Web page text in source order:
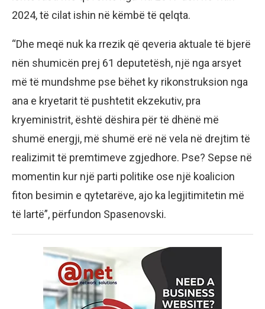
2024, të cilat ishin në këmbë të qelqta.
“Dhe meqë nuk ka rrezik që qeveria aktuale të bjerë
nën shumicën prej 61 deputetësh, një nga arsyet
më të mundshme pse bëhet ky rikonstruksion nga
ana e kryetarit të pushtetit ekzekutiv, pra
kryeministrit, është dëshira për të dhënë më
shumë energji, më shumë erë në vela në drejtim të
realizimit të premtimeve zgjedhore. Pse? Sepse në
momentin kur një parti politike ose një koalicion
fiton besimin e qytetarëve, ajo ka legjitimitetin më
të lartë”, përfundon Spasenovski.